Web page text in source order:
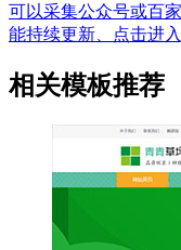
可以采集公众号或百
能持续更新、点击进入
相关模板推荐